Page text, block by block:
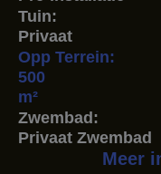
Tuin:
Privaat
Opp Terrein:
500
m²
Zwembad:
Privaat Zwembad
Meer